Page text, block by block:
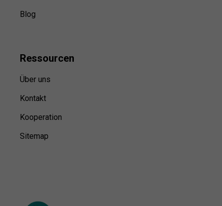
Blog
Ressourcen
Über uns
Kontakt
Kooperation
Sitemap